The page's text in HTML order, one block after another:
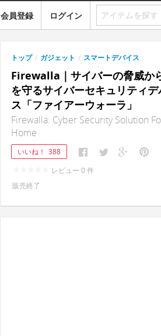
会員登録 ログイン
トップ / ガジェット / スマートデバイス
Firewalla｜サイバーの脅威か
を守るサイバーセキュリティデ
ス「ファイアーウォーラ」
Firewalla: Cyber Security Solution
Home
いいね！ 388
レビュー 0 件
販売終了